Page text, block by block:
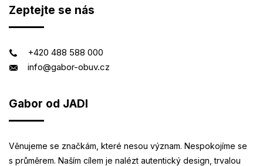
Zeptejte se nás
+420 488 588 000
info@gabor-obuv.cz
Gabor od JADI
Věnujeme se značkám, které nesou význam. Nespokojíme se
s průměrem. Naším cílem je nalézt autentický design, trvalou